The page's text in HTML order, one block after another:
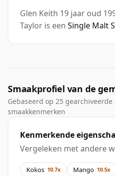
Glen Keith 19 jaar oud
Taylor is een Single Malt
Smaakprofiel van de
Gebaseerd op 25
smaakkenmerken
Kenmerkende
Vergeleken met andere
Kokos 10.7x Mango 10.5x